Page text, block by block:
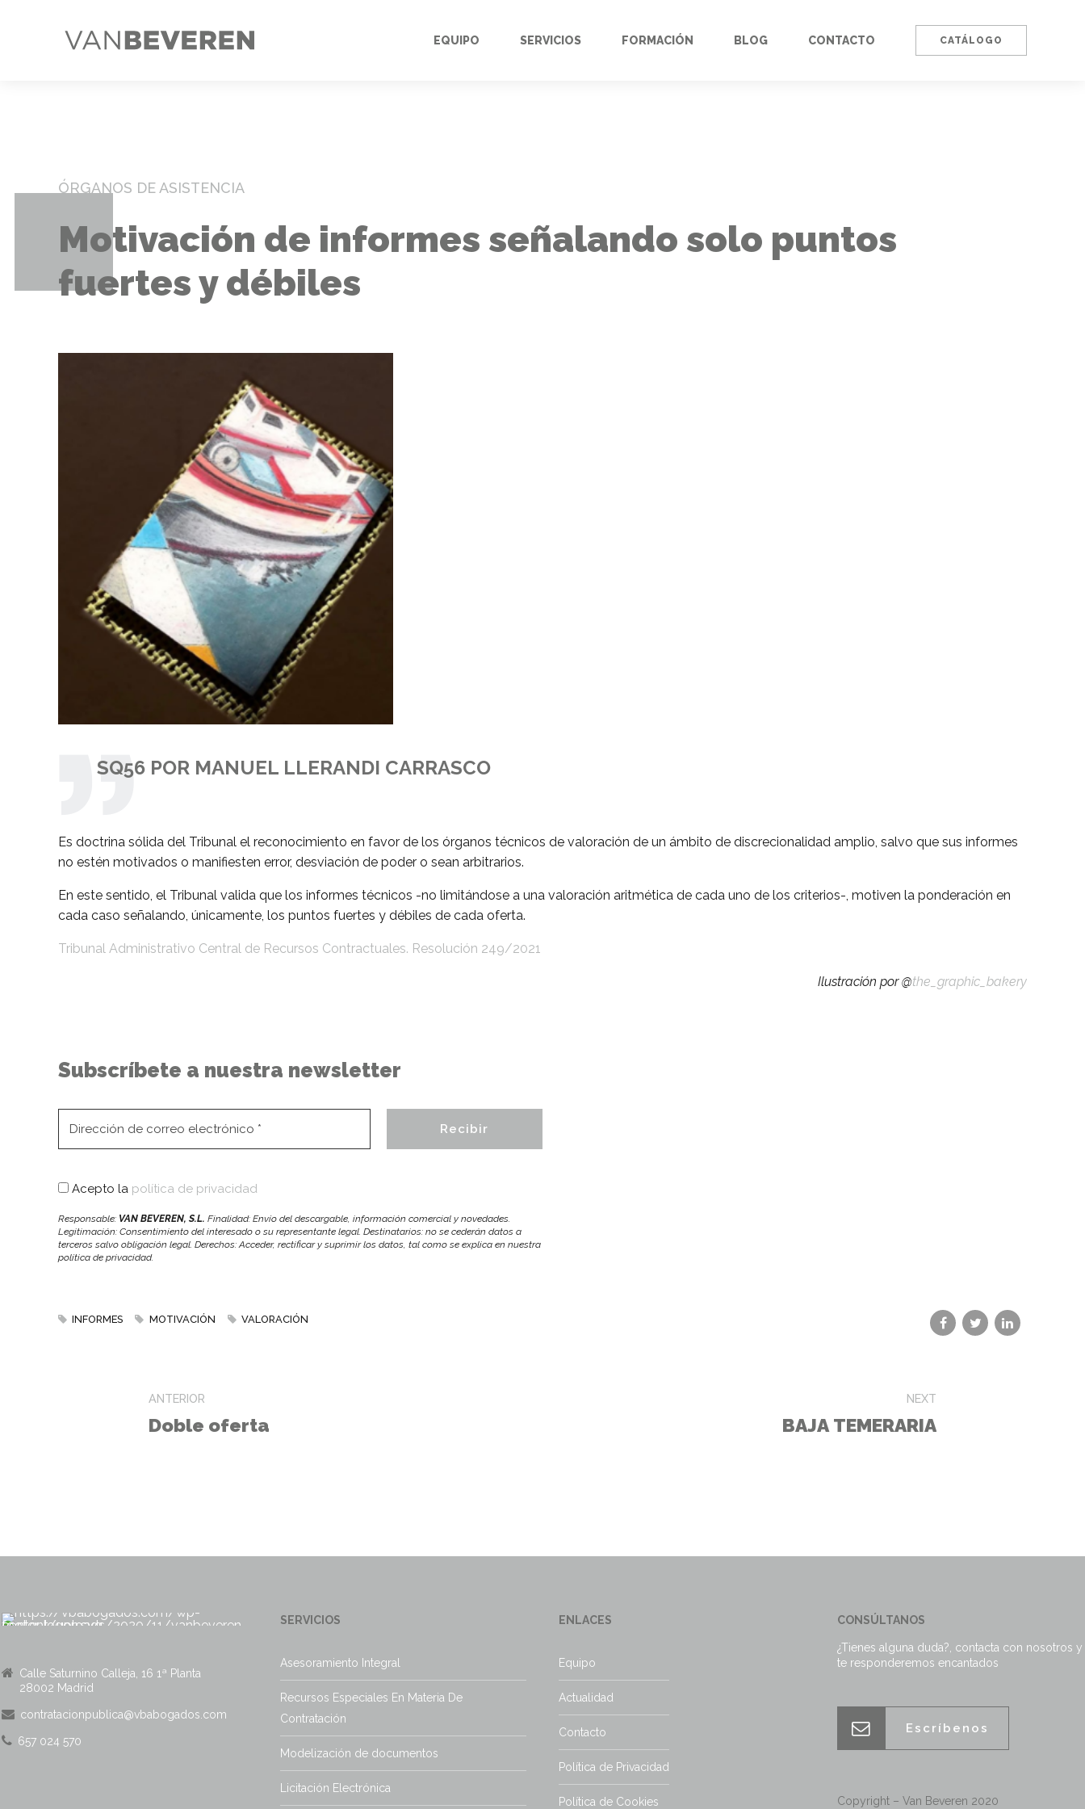
CATÁLOGO
EQUIPO SERVICIOS FORMACIÓN BLOG CONTACTO
ÓRGANOS DE ASISTENCIA
Motivación de informes señalando solo puntos
fuertes y débiles
SQ56 POR MANUEL LLERANDI CARRASCO
Es doctrina sólida del Tribunal el reconocimiento en favor de los órganos técnicos de valoración de un ámbito de discrecionalidad amplio, salvo que sus informes
no estén motivados o manifiesten error, desviación de poder o sean arbitrarios.
En este sentido, el Tribunal valida que los informes técnicos -no limitándose a una valoración aritmética de cada uno de los criterios-, motiven la ponderación en
cada caso señalando, únicamente, los puntos fuertes y débiles de cada oferta.
Tribunal Administrativo Central de Recursos Contractuales. Resolución 249/2021
Ilustración por @the_graphic_bakery
Subscríbete a nuestra newsletter
Acepto la política de privacidad
Responsable: VAN BEVEREN, S.L. Finalidad: Envío del descargable, información comercial y novedades.
Legitimación: Consentimiento del interesado o su representante legal. Destinatarios: no se cederán datos a
terceros salvo obligación legal. Derechos: Acceder, rectificar y suprimir los datos, tal como se explica en nuestra
política de privacidad.
INFORMES MOTIVACIÓN VALORACIÓN
ANTERIOR
Doble oferta
NEXT
BAJA TEMERARIA
Calle Saturnino Calleja, 16 1ª Planta
28002 Madrid
contratacionpublica@vbabogados.com
657 024 570
SERVICIOS
Asesoramiento Integral
Recursos Especiales En Materia De
Contratación
Modelización de documentos
Licitación Electrónica
ENLACES
Equipo
Actualidad
Contacto
Política de Privacidad
Política de Cookies
CONSÚLTANOS
¿Tienes alguna duda?, contacta con nosotros y
te responderemos encantados
Escríbenos
Copyright – Van Beveren 2020